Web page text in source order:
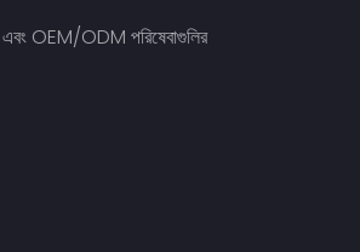
এবং OEM/ODM পরিষেবাগুলির